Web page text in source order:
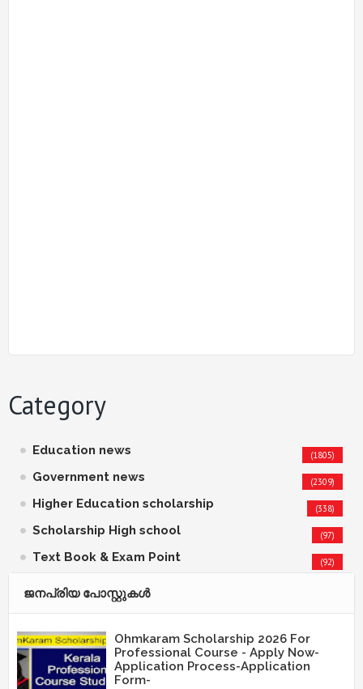
Category
Education news (1805)
Government news (2309)
Higher Education scholarship (338)
Scholarship High school (97)
Text Book & Exam Point (92)
ജനപ്രിയ പോസ്റ്റുകള്‍‌
Ohmkaram Scholarship 2026 For
Professional Course - Apply Now-
Application Process-Application
Form-